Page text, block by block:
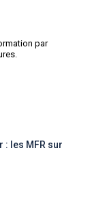
par
: les MFR sur